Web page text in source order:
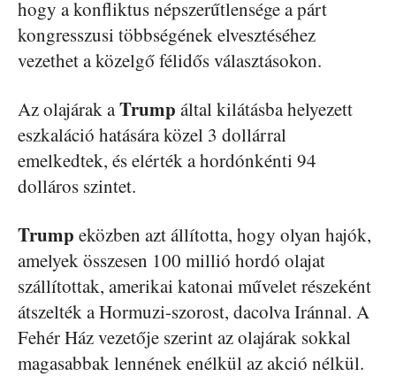
hogy a konfliktus népszerűtlensége a párt
kongresszusi többségének elvesztéséhez
vezethet a közelgő félidős választásokon.
Az olajárak aTrump által kilátásba helyezett
eszkaláció hatására közel 3 dollárral
emelkedtek, és elérték a hordónkénti 94
dolláros szintet.
Trump eközben azt állította, hogy olyan hajók,
amelyek összesen 100 millió hordó olajat
szállítottak, amerikai katonai művelet részeként
átszelték a Hormuzi-szorost, dacolva Iránnal. A
Fehér Ház vezetője szerint az olajárak sokkal
magasabbak lennének enélkül az akció nélkül.